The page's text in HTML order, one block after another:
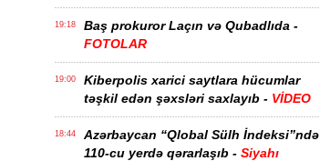
19:18
Baş prokuror Laçın və Qubadlıda -
FOTOLAR
19:00
Kiberpolis xarici saytlara hücumlar
təşkil edən şəxsləri saxlayıb - VİDEO
18:44
Azərbaycan “Qlobal Sülh İndeksi”ndə
110-cu yerdə qərarlaşıb - Siyahı